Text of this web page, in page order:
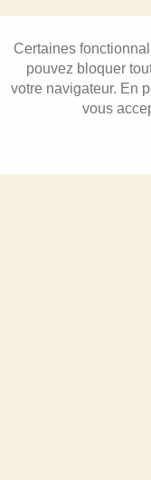
Certaines
pouvez bloquer
votre navigateur. En
vous